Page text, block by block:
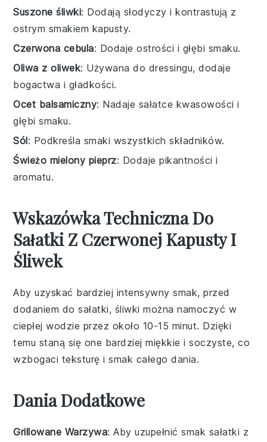
Suszone śliwki: Dodają słodyczy i kontrastują z
ostrym smakiem kapusty.
Czerwona cebula: Dodaje ostrości i głębi smaku.
Oliwa z oliwek: Używana do dressingu, dodaje
bogactwa i gładkości.
Ocet balsamiczny: Nadaje sałatce kwasowości i
głębi smaku.
Sól: Podkreśla smaki wszystkich składników.
Świeżo mielony pieprz: Dodaje pikantności i
aromatu.
Wskazówka Techniczna Do
Sałatki Z Czerwonej Kapusty I
Śliwek
Aby uzyskać bardziej intensywny smak, przed
dodaniem do sałatki, śliwki można namoczyć w
ciepłej wodzie przez około 10-15 minut. Dzięki
temu staną się one bardziej miękkie i soczyste, co
wzbogaci teksturę i smak całego dania.
Dania Dodatkowe
Grillowane Warzywa: Aby uzupełnić smak sałatki z